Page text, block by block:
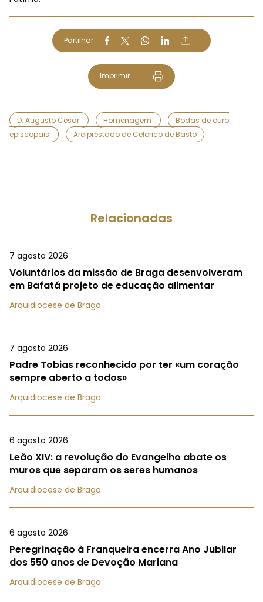
Partilhar
Imprimir
D. Augusto César Homenagem
Bodas de ouro
episcopais
Arciprestado de Celorico de Basto
Relacionadas
7 agosto 2026
Voluntários da missão de Braga desenvolveram
em Bafatá projeto de educação alimentar
Arquidiocese de Braga
7 agosto 2026
Padre Tobias reconhecido por ter «um coração
sempre aberto a todos»
Arquidiocese de Braga
6 agosto 2026
Leão XIV: a revolução do Evangelho abate os
muros que separam os seres humanos
Arquidiocese de Braga
6 agosto 2026
Peregrinação à Franqueira encerra Ano Jubilar
dos 550 anos de Devoção Mariana
Arquidiocese de Braga